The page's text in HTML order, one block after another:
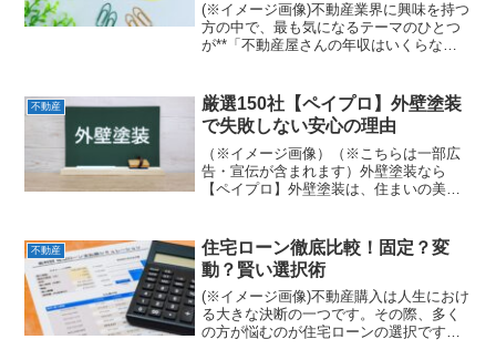
(※イメージ画像)不動産業界に興味を持つ
方の中で、最も気になるテーマのひとつ
が**「不動産屋さんの年収はいくらなの
のある仕事と思われる一方で、実際の平
均額や稼ぎ方の仕...
不動産
厳選150社【ペイプロ】外壁塗装
で失敗しない安心の理由
（※イメージ画像）（※こちらは一部広
告・宣伝が含まれます）外壁塗装なら
【ペイプロ】外壁塗装は、住まいの美観
し、数多くの塗装業者の中から、信頼で
きる一社を見つけるのは容易で...
不動産
住宅ローン徹底比較！固定？変
動？賢い選択術
(※イメージ画像)不動産購入は人生におけ
る大きな決断の一つです。その際、多く
の方が悩むのが住宅ローンの選択です。